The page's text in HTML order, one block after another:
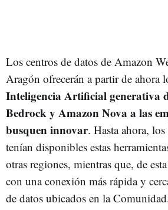
Los centros de datos de Amazon
Aragón ofrecerán a partir de ahora
Inteligencia Artificial generativa
Bedrock y Amazon Nova a las
busquen innovar. Hasta ahora,
tenían disponibles estas
otras regiones, mientras que, de
con una conexión más rápida y
de datos ubicados en la